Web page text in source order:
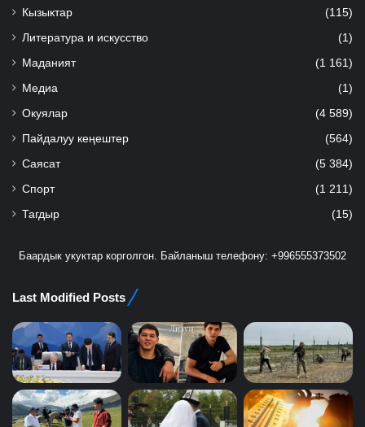
Кызыктар (115)
Литература и искусство (1)
Маданият (1 161)
Медиа (1)
Окуялар (4 589)
Пайдалуу кеңештер (564)
Саясат (5 384)
Спорт (1 211)
Тагдыр (15)
Баардык укуктар корголгон. Байланыш телефону: +996555373502
Last Modified Posts